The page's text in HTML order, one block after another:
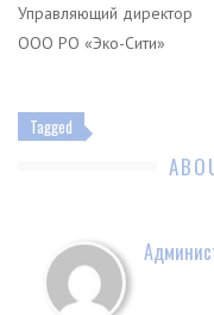
Управляющий директор
ООО РО
Tagged